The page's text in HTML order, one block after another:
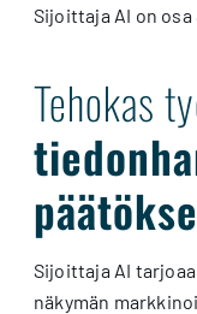
Sijoittaja AI on
Tehokas
Sijoittaja AI
näkymän